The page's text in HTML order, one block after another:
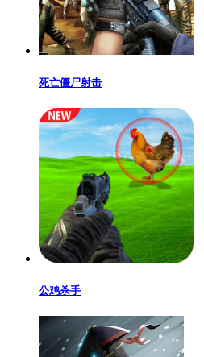
死亡僵尸射击
公鸡杀手